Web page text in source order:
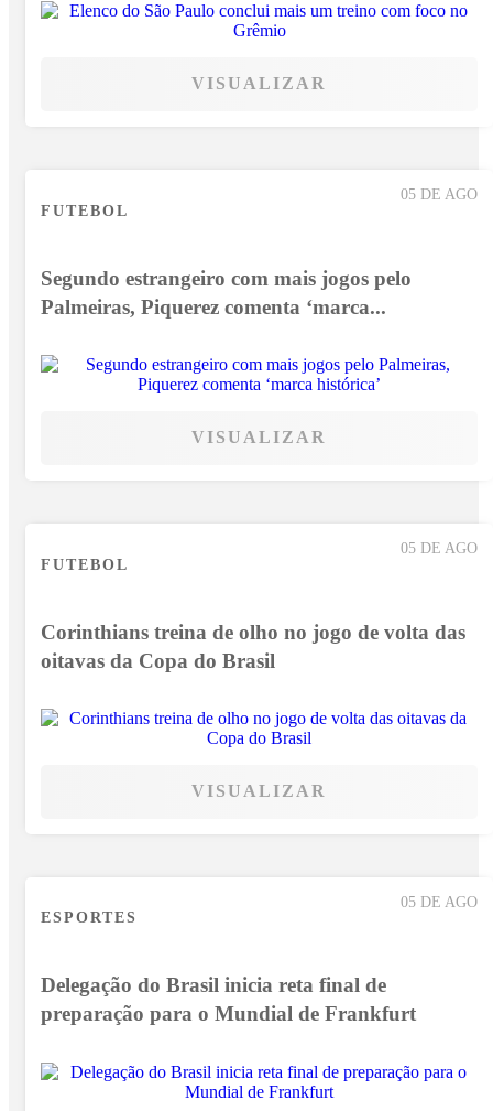
VISUALIZAR
05 DE AGO
FUTEBOL
Segundo estrangeiro com mais jogos pelo
Palmeiras, Piquerez comenta ‘marca...
VISUALIZAR
05 DE AGO
FUTEBOL
Corinthians treina de olho no jogo de volta das
oitavas da Copa do Brasil
VISUALIZAR
05 DE AGO
ESPORTES
Delegação do Brasil inicia reta final de
preparação para o Mundial de Frankfurt